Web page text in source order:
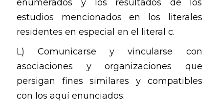
enumerados y los resultados de los
estudios mencionados en los literales
residentes en especial en el literal c.
L) Comunicarse y vincularse con
asociaciones y organizaciones que
persigan fines similares y compatibles
con los aquí enunciados.